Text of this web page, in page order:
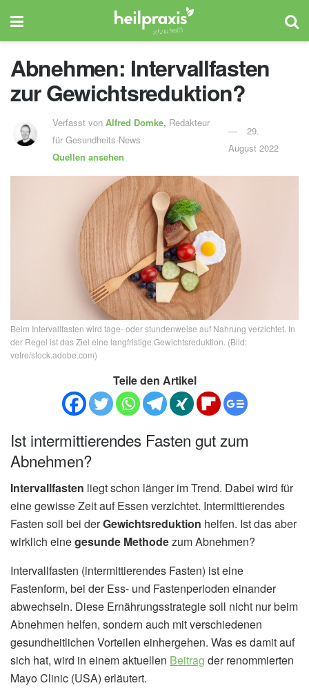
Abnehmen: Intervallfasten
zur Gewichtsreduktion?
Verfasst von Alfred Domke, Redakteur
für Gesundheits-News
Quellen ansehen
29.
August 2022
Beim Intervallfasten wird tage- oder stundenweise auf Nahrung verzichtet. In
der Regel ist das Ziel eine langfristige Gewichtsreduktion. (Bild:
vetre/stock.adobe.com)
Teile den Artikel
Ist intermittierendes Fasten gut zum
Abnehmen?
Intervallfasten liegt schon länger im Trend. Dabei wird für
eine gewisse Zeit auf Essen verzichtet. Intermittierendes
Fasten soll bei derGewichtsreduktion helfen. Ist das aber
wirklich einegesunde Methodezum Abnehmen?
Intervallfasten (intermittierendes Fasten) ist eine
Fastenform, bei der Ess- und Fastenperioden einander
abwechseln. Diese Ernährungsstrategie soll nicht nur beim
Abnehmen helfen, sondern auch mit verschiedenen
gesundheitlichen Vorteilen einhergehen. Was es damit auf
sich hat, wird in einem aktuellen Beitrag der renommierten
Mayo Clinic (USA) erläutert.